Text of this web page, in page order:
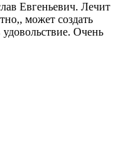
Евгеньевич. Лечит
может создать
удовольствие. Очень